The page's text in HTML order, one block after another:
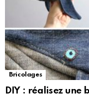
Bricolages
DIY : réalisez une